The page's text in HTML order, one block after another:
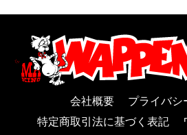
会社概要
プライバシ
特定商取引法に基づく表記